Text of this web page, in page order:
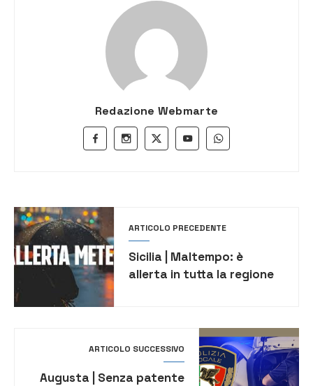
Redazione Webmarte
ARTICOLO PRECEDENTE
Sicilia | Maltempo: è
allerta in tutta la regione
ARTICOLO SUCCESSIVO
Augusta | Senza patente